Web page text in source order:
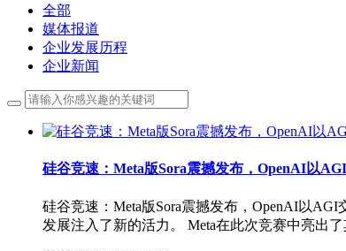
全部
媒体报道
企业发展历程
企业新闻
硅谷竞速：Meta版Sora震撼发布，OpenAI以
硅谷竞速：Meta版Sora震撼发布，OpenAI以
发展注入了新的活力。 Meta在此次竞赛中亮出